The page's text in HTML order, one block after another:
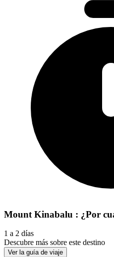
Mount Kinabalu : ¿Por
1 a 2 días
Descubre más sobre este destino
Ver la guía de viaje